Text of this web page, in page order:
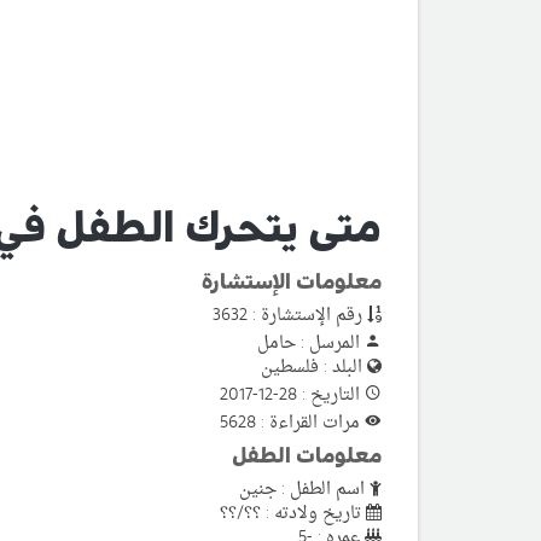
متى يتحرك الطفل
معلومات الإستشارة
رقم الإستشارة : 3632
المرسل : حامل
البلد : فلسطين
التاريخ : 28-12-2017
مرات القراءة : 5628
معلومات الطفل
اسم الطفل : جنين
تاريخ ولادته : ؟؟/؟؟